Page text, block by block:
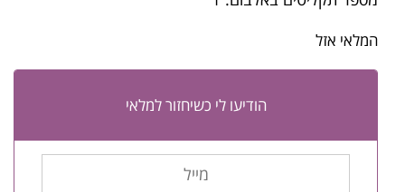
המלאי אזל
הודיעו לי כשיחזור למלאי